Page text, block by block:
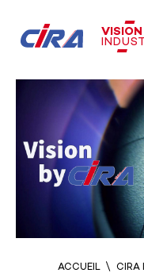
VISION
ACCUEIL CIRA